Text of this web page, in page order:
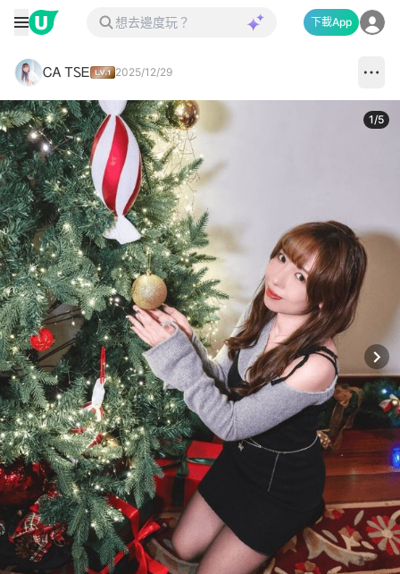
下載App
ᏟᎪ ᎢᏚᎬ 2025/12/29
1/5